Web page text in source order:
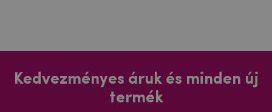
Kedvezményes áruk és minden új
termék